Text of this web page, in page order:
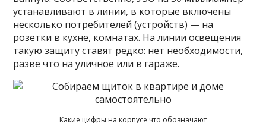
устанавливают в линии, в которые включены
несколько потребителей (устройств) — на
розетки в кухне, комнатах. На линии освещения
такую защиту ставят редко: нет необходимости,
разве что на уличное или в гараже.
Какие цифры на корпусе что обозначают